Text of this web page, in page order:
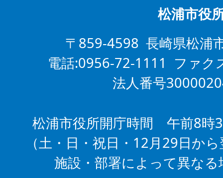
松浦市役
〒859-4598 長崎県松浦
電話:0956-72-1111 ファ
法人番号
松浦市役所開庁時間 午前8時
（土・日・祝日・12月29日か
施設・部署によって異な